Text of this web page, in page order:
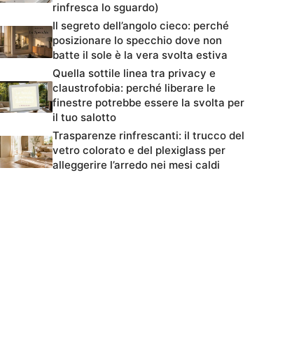
rinfresca lo sguardo)
Il segreto dell’angolo cieco: perché
posizionare lo specchio dove non
batte il sole è la vera svolta estiva
Quella sottile linea tra privacy e
claustrofobia: perché liberare le
finestre potrebbe essere la svolta per
il tuo salotto
Trasparenze rinfrescanti: il trucco del
vetro colorato e del plexiglass per
alleggerire l’arredo nei mesi caldi